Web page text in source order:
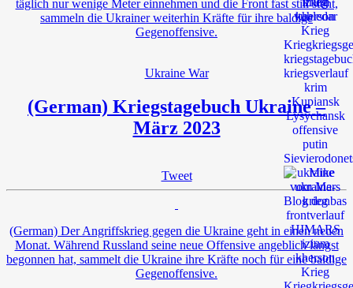
täglich nur wenige Meter einnehmen und die Front fast still steht,
sammeln die Ukrainer weiterhin Kräfte für ihre baldige
Gegenoffensive.
Ukraine War
(German) Kriegstagebuch Ukraine –
März 2023
Tweet
(German) Der Angriffskrieg gegen die Ukraine geht in einen neuen
Monat. Während Russland seine neue Offensive angeblich längst
begonnen hat, sammelt die Ukraine ihre Kräfte noch für eine baldige
Gegenoffensive.